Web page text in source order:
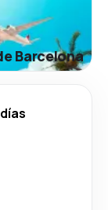
Barcelona